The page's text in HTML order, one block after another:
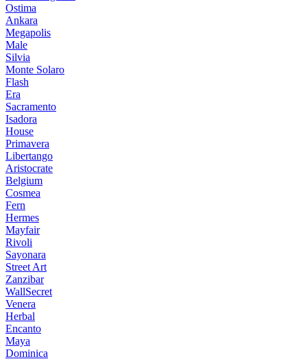
Ostima
Ankara
Megapolis
Male
Silvia
Monte Solaro
Flash
Era
Sacramento
Isadora
House
Primavera
Libertango
Aristocrate
Belgium
Cosmea
Fern
Hermes
Mayfair
Rivoli
Sayonara
Street Art
Zanzibar
WallSecret
Venera
Herbal
Encanto
Maya
Dominica